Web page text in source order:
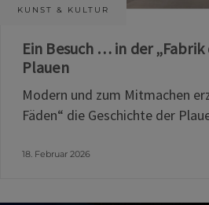
KUNST & KULTUR
Ein Besuch … in der „Fabrik
Plauen
Modern und zum Mitmachen
Fäden“ die Geschichte der
18. Februar 2026